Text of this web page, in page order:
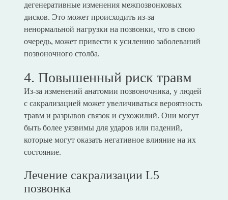
дегенеративные изменения межпозвонковых
дисков. Это может происходить из-за
ненормальной нагрузки на позвонки, что в свою
очередь, может привести к усилению заболеваний
позвоночного столба.
4. Повышенный риск травм
Из-за изменений анатомии позвоночника, у людей
с сакрализацией может увеличиваться вероятность
травм и разрывов связок и сухожилий. Они могут
быть более уязвимы для ударов или падений,
которые могут оказать негативное влияние на их
состояние.
Лечение сакрализации L5
позвонка